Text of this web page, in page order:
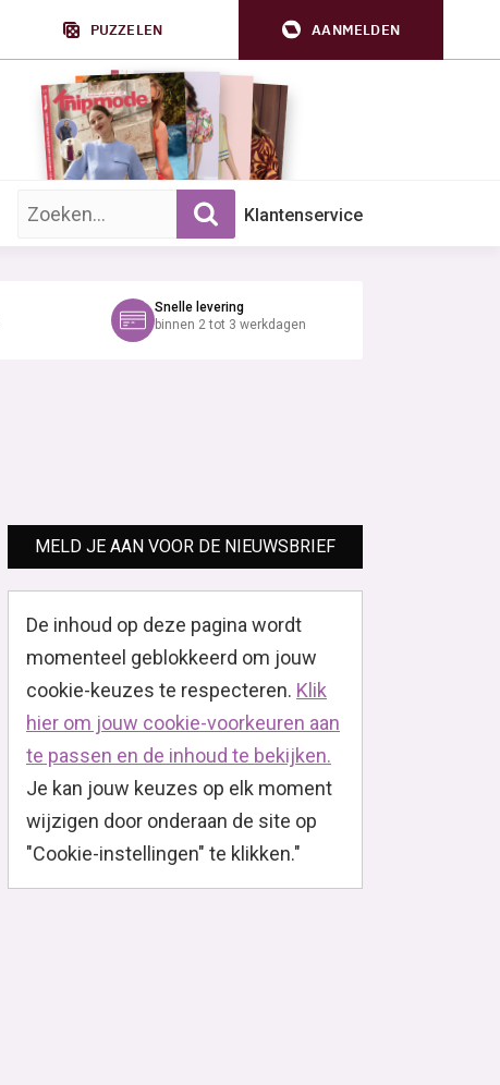
PUZZELEN AANMELDEN
Zoek op trefwoord: Klantenservice
Snelle levering
binnen 2 tot 3 werkdagen
MELD JE AAN VOOR DE NIEUWSBRIEF
De inhoud op deze pagina wordt
momenteel geblokkeerd om jouw
cookie-keuzes te respecteren. Klik
hier om jouw cookie-voorkeuren aan
te passen en de inhoud te bekijken.
Je kan jouw keuzes op elk moment
wijzigen door onderaan de site op
"Cookie-instellingen" te klikken."